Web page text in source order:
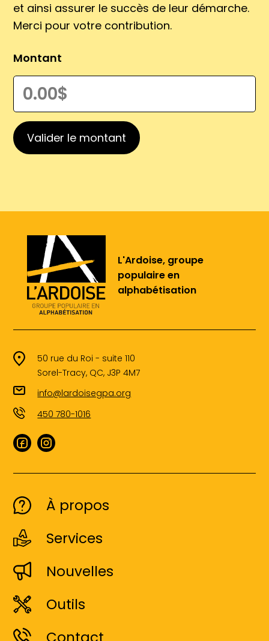
et ainsi assurer le succès de leur démarche.
Merci pour votre contribution.
Montant
Valider le montant
L'Ardoise, groupe
populaire en
alphabétisation
50 rue du Roi - suite 110
Sorel-Tracy, QC, J3P 4M7
info@lardoisegpa.org
450 780-1016
À propos
Services
Nouvelles
Outils